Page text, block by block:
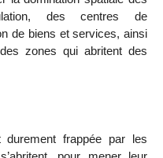
des centres de
de biens et services, ainsi
zones qui abritent des
durement frappée par les